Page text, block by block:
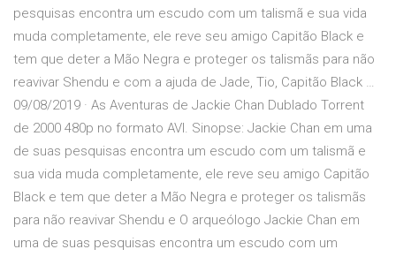
pesquisas encontra um escudo com um talismã e sua vida
muda completamente, ele reve seu amigo Capitão Black e
tem que deter a Mão Negra e proteger os talismãs para não
reavivar Shendu e com a ajuda de Jade, Tio, Capitão Black …
09/08/2019 · As Aventuras de Jackie Chan Dublado Torrent
de 2000 480p no formato AVI. Sinopse: Jackie Chan em uma
de suas pesquisas encontra um escudo com um talismã e
sua vida muda completamente, ele reve seu amigo Capitão
Black e tem que deter a Mão Negra e proteger os talismãs
para não reavivar Shendu e O arqueólogo Jackie Chan em
uma de suas pesquisas encontra um escudo com um